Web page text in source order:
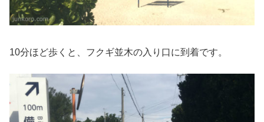
10分ほど歩くと、フクギ並木の入り口に到着です。